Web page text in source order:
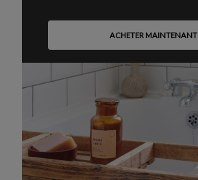
ACHETER MAINTENANT